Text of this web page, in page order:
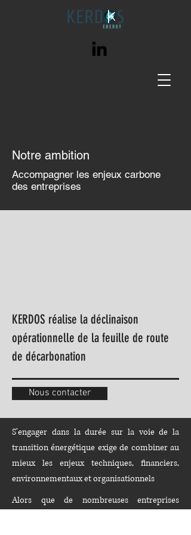
Notre ambition
Accompagner les enjeux carbone
des entreprises
KERDOS réalise la déclinaison
opérationnelle de la feuille de route
de décarbonation
Nous contacter
S’engager dans la durée sur la voie de la
transition énergétique exige de combiner au
mieux les enjeux techniques, financiers,
environnementaux et organisationnels
Alors que de nombreuses entreprises